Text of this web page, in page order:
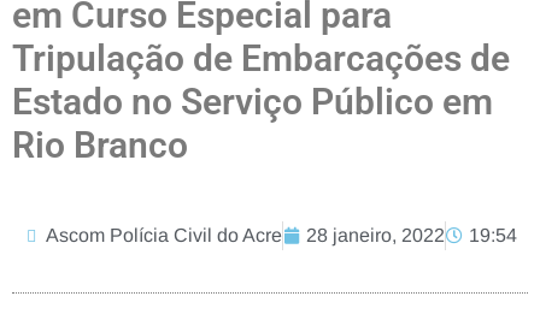
em Curso Especial para
Tripulação de Embarcações de
Estado no Serviço Público em
Rio Branco
Ascom Polícia Civil do Acre 28 janeiro, 2022 19:54